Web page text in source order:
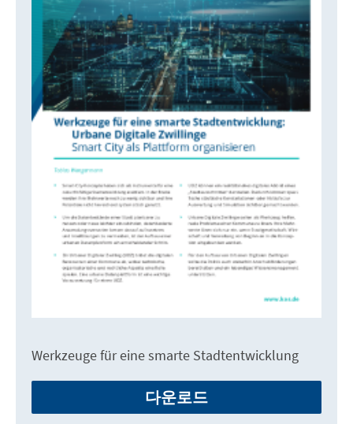
Werkzeuge für eine smarte Stadtentwicklung
다운로드